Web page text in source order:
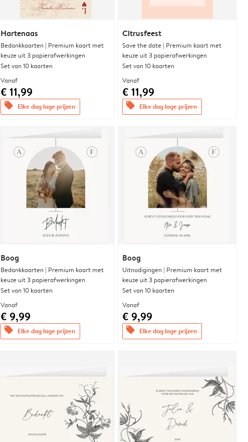
Hartenaas
Bedankkaarten | Premium kaart met
keuze uit 3 papierafwerkingen
Set van 10 kaarten
Vanaf
€ 11,99
offers Elke dag lage prijzen
Citrusfeest
Save the date | Premium kaart met
keuze uit 3 papierafwerkingen
Set van 10 kaarten
Vanaf
€ 11,99
offers Elke dag lage prijzen
Boog
Bedankkaarten | Premium kaart met
keuze uit 3 papierafwerkingen
Set van 10 kaarten
Vanaf
€ 9,99
offers Elke dag lage prijzen
Boog
Uitnodigingen | Premium kaart met
keuze uit 3 papierafwerkingen
Set van 10 kaarten
Vanaf
€ 9,99
offers Elke dag lage prijzen